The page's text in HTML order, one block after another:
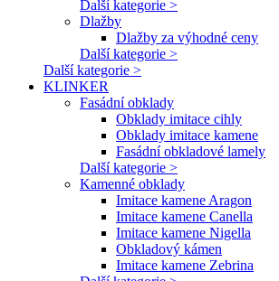
Další kategorie >
Dlažby
Dlažby za výhodné ceny
Další kategorie >
Další kategorie >
KLINKER
Fasádní obklady
Obklady imitace cihly
Obklady imitace kamene
Fasádní obkladové lamely
Další kategorie >
Kamenné obklady
Imitace kamene Aragon
Imitace kamene Canella
Imitace kamene Nigella
Obkladový kámen
Imitace kamene Zebrina